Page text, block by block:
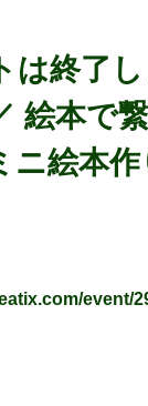
は終了
絵本で
絵本作
event/